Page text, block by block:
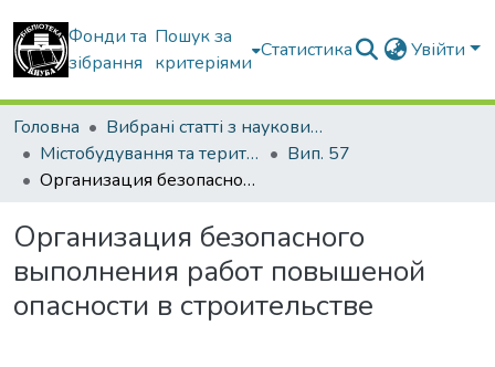
Фонди та
зібрання
Пошук за
критеріями
Статистика Увійти
Головна
Вибрані статті з наукових збірників КНУБА
Містобудування та територіальне планування
Вип. 57
Организация безопасного выполнения работ повышеной опасности в строительстве
Организация безопасного
выполнения работ повышеной
опасности в строительстве